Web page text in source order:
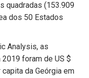
quadradas (153.909
dos 50 Estados
Analysis, as
foram de US $
da Geórgia em